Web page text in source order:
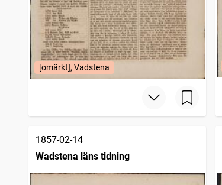
[omärkt], Vadstena
1857-02-14
Wadstena läns tidning